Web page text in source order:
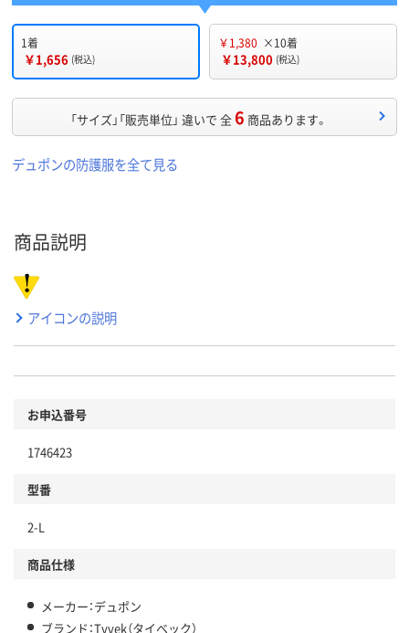
1着
￥1,656 (税込)
￥1,380 ×10着
￥13,800 (税込)
「サイズ」「販売単位」 違いで 全6 商品あります。
デュポンの防護服を全て見る
商品説明
アイコンの説明
お申込番号
1746423
型番
2-L
商品仕様
メーカー：デュポン
ブランド：Tyvek（タイベック）